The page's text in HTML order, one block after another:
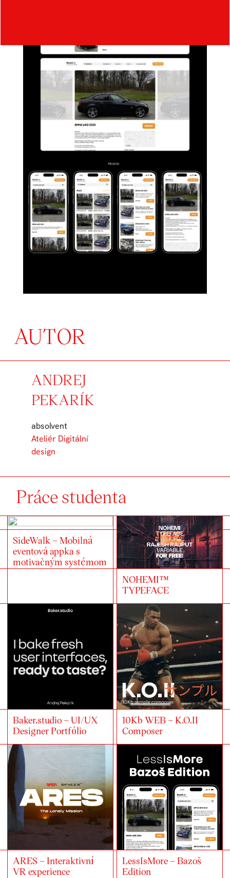
AUTOR
ANDREJ
PEKARÍK
absolvent
Ateliér Digitální
design
Práce studenta
SideWalk – Mobilná
eventová appka s
motivačným systémom
NOHEMI™
TYPEFACE
Baker.studio – UI/UX
Designer Portfólio
10Kb WEB – K.O.II
Composer
ARES – Interaktivní
VR experience
LessIsMore – Bazoš
Edition